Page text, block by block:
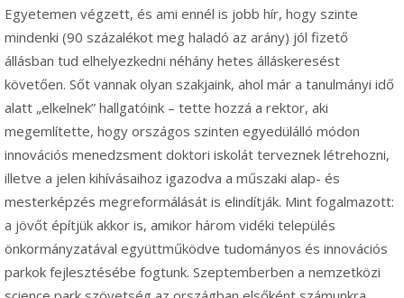
Egyetemen végzett, és ami ennél is jobb hír, hogy szinte
mindenki (90 százalékot meg haladó az arány) jól fizető
állásban tud elhelyezkedni néhány hetes álláskeresést
követően. Sőt vannak olyan szakjaink, ahol már a tanulmányi idő
alatt „elkelnek” hallgatóink – tette hozzá a rektor, aki
megemlítette, hogy országos szinten egyedülálló módon
innovációs menedzsment doktori iskolát terveznek létrehozni,
illetve a jelen kihívásaihoz igazodva a műszaki alap- és
mesterképzés megreformálását is elindítják. Mint fogalmazott:
a jövőt építjük akkor is, amikor három vidéki település
önkormányzatával együttműködve tudományos és innovációs
parkok fejlesztésébe fogtunk. Szeptemberben a nemzetközi